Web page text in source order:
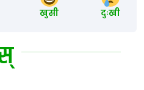
खुसी दुःखी